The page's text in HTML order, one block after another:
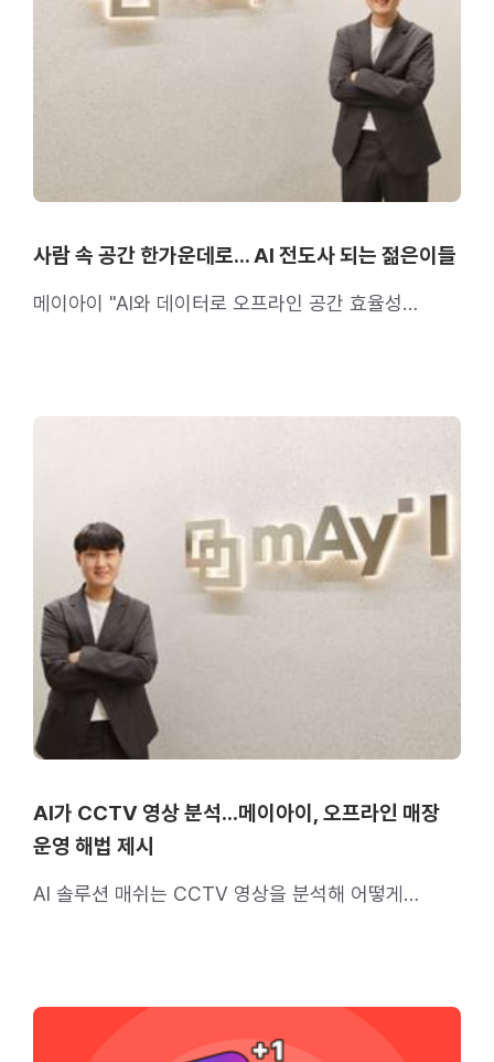
사람 속 공간 한가운데로… AI 전도사 되는 젊은이들
메이아이 "AI와 데이터로 오프라인 공간 효율성
AI가 CCTV 영상 분석…메이아이, 오프라인 매장
운영 해법 제시
AI 솔루션 매쉬는 CCTV 영상을 분석해 어떻게